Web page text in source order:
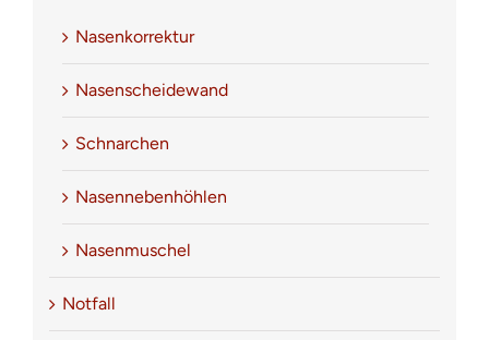
Nasenkorrektur
Nasenscheidewand
Schnarchen
Nasennebenhöhlen
Nasenmuschel
Notfall